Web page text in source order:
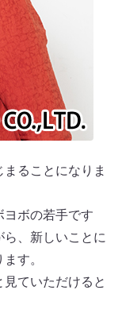
ることになりま
ヨボの若手です
、新しいことに
す。
ていただけると